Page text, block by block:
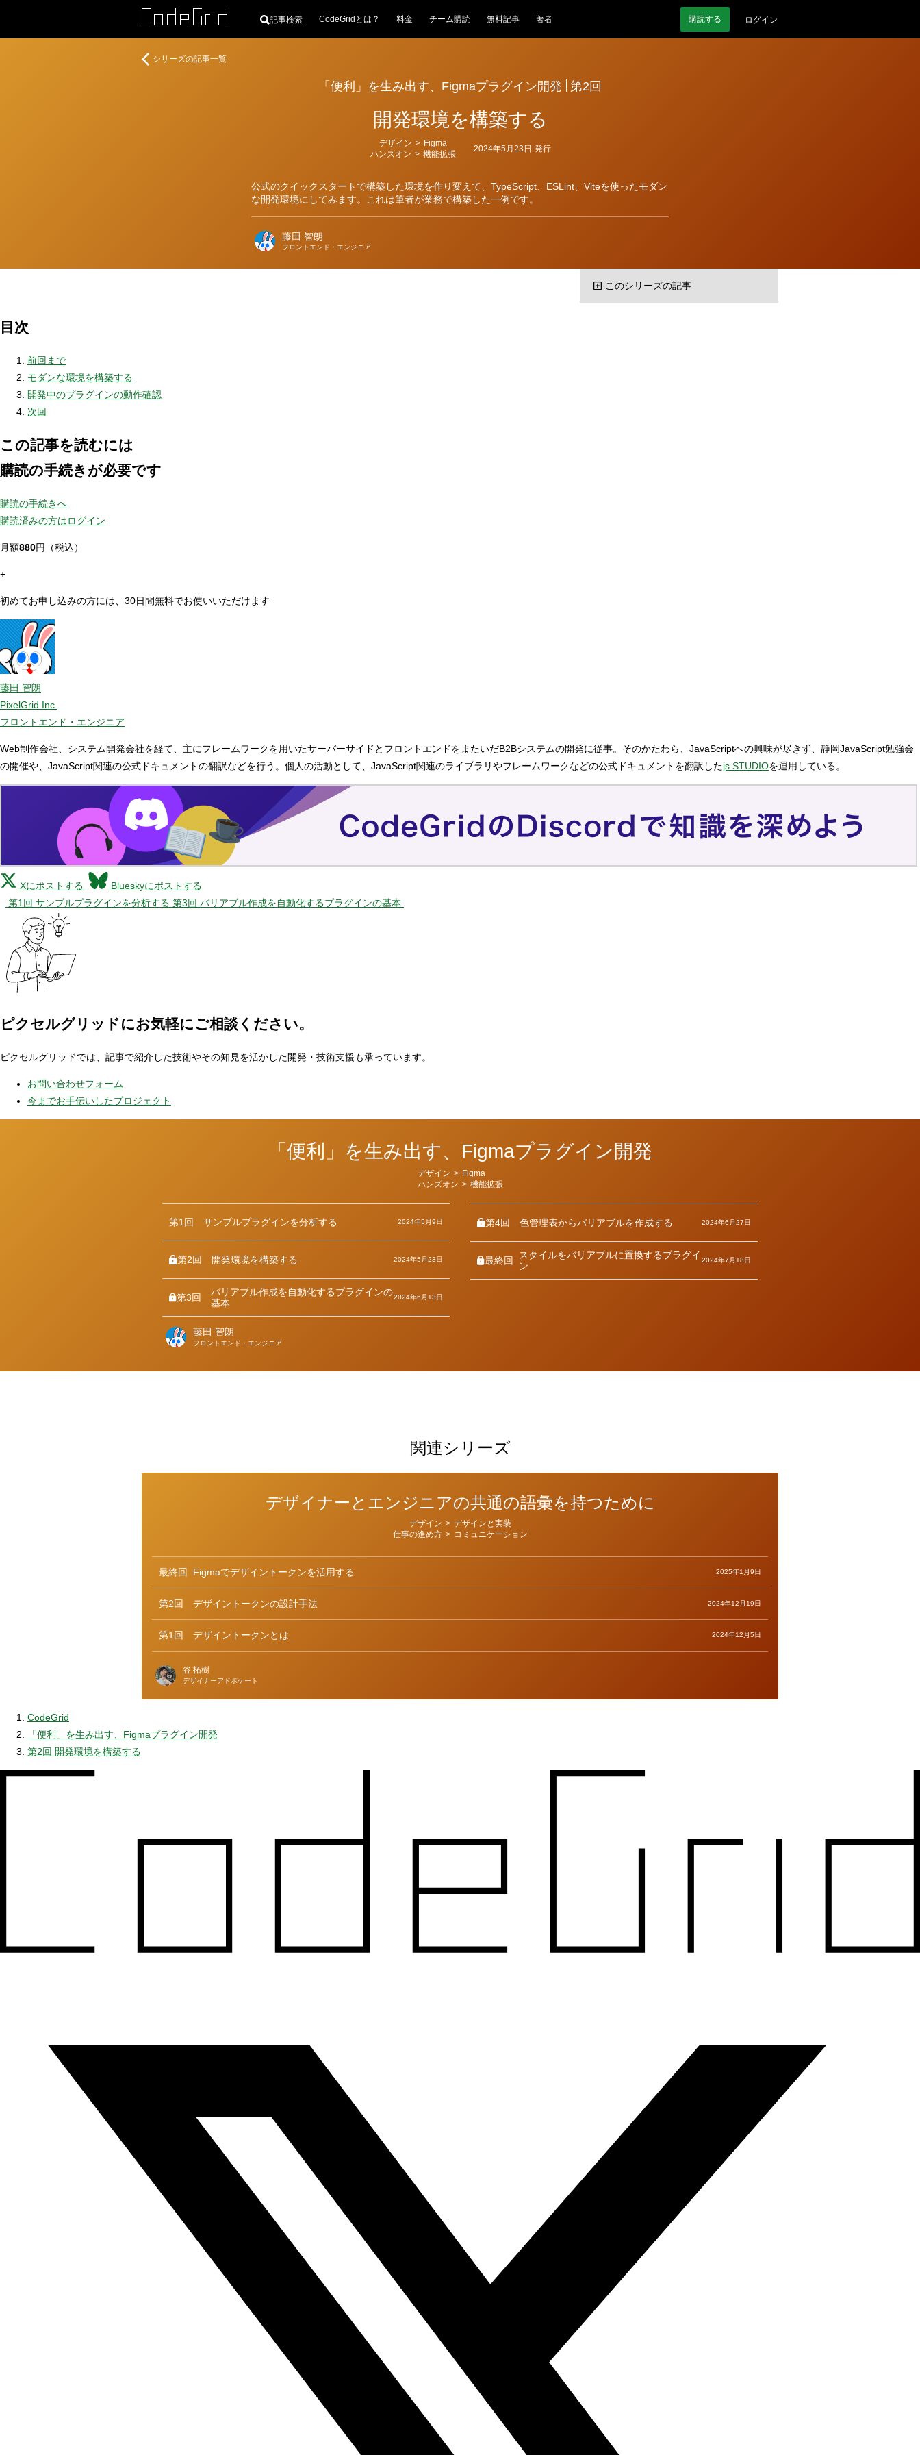
記事検索 CodeGridとは？ 料金 チーム購読 無料記事 著者 購読する ログイン
「便利」を生み出す、Figmaプラグイン開発 第2回
開発環境を構築する
公式のクイックスタートで構築した環境を作り変えて、TypeScript、ESLint、Viteを使ったモダン
な開発環境にしてみます。これは筆者が業務で構築した一例です。
テ
ー
デザイン > Figma
ハンズオン > 機能拡張
2024年5月23日 発行
藤田 智朗
フロントエンド・エンジニア
「便
シリーズの記事一覧
このシリーズの記事
目次
前回まで
モダンな環境を構築する
開発中のプラグインの動作確認
次回
この記事を読むには
購読の手続きが必要です
購読の手続きへ
購読済みの方はログイン
月額880円（税込）
+
初めてお申し込みの方には、30日間無料でお使いいただけます
藤田 智朗
PixelGrid Inc.
フロントエンド・エンジニア
Web制作会社、システム開発会社を経て、主にフレームワークを用いたサーバーサイドとフロントエンドをまたいだB2Bシステムの開発に従事。そのかたわら、JavaScriptへの興味が尽きず、静岡JavaScript勉強会
の開催や、JavaScript関連の公式ドキュメントの翻訳などを行う。個人の活動として、JavaScript関連のライブラリやフレームワークなどの公式ドキュメントを翻訳したjs STUDIOを運用している。
Xにポストする
Blueskyにポストする
第1回 サンプルプラグインを分析する 第3回 バリアブル作成を自動化するプラグインの基本
ピクセルグリッドにお気軽にご相談ください。
ピクセルグリッドでは、記事で紹介した技術やその知見を活かした開発・技術支援も承っています。
お問い合わせフォーム
今までお手伝いしたプロジェクト
「便利」を生み出す、Figmaプラグイン開発
カ
テ
リ
デザイン > Figma
ハンズオン > 機能拡張
第1回 サンプルプラグインを分析する 2024年5月9日
第2回 開発環境を構築する 2024年5月23日
第3回
バリアブル作成を自動化するプラグインの
基本
2024年6月13日
第4回 色管理表からバリアブルを作成する 2024年6月27日
最終回
スタイルをバリアブルに置換するプラグイ
ン
2024年7月18日
著
藤田 智朗
フロントエンド・エンジニア
関連シリーズ
デザイナーとエンジニアの共通の語彙を持つために
ー
デザイン > デザインと実装
仕事の進め方 > コミュニケーション
最終回 Figmaでデザイントークンを活用する 2025年1月9日
第2回 デザイントークンの設計手法 2024年12月19日
第1回 デザイントークンとは 2024年12月5日
谷 拓樹
デザイナーアドボケート
CodeGrid
「便利」を生み出す、Figmaプラグイン開発
第2回 開発環境を構築する